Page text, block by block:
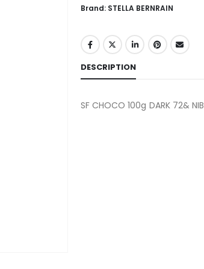
Brand: STELLA BERNRAIN
DESCRIPTION
SF CHOCO 100g DARK 72&